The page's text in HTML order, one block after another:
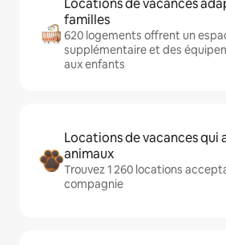
Locations de vacances
familles
620 logements offrent un
supplémentaire et des
aux enfants
Locations de vacances qui
animaux
Trouvez 1 260 locations
compagnie